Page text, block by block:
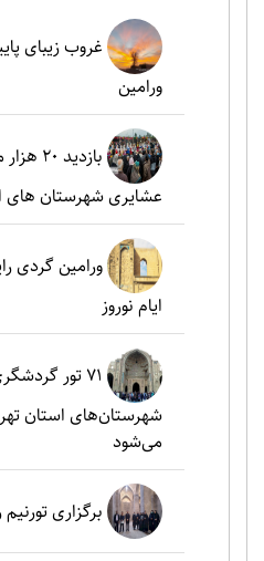
غروب زیبای
ورامین
عشایری شهرستان های
ورامین گردی
ایام نوروز
۷۱ تور
می‌شود
برگزاری